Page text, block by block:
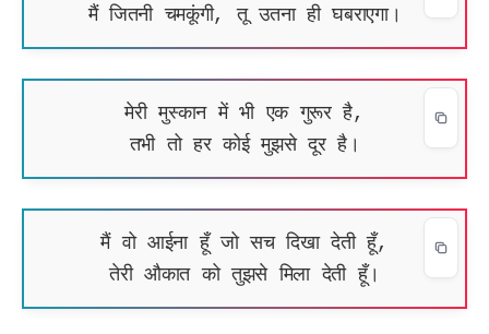
मैं जितनी चमकूंगी, तू उतना ही घबराएगा।
मेरी मुस्कान में भी एक गुरूर है,
तभी तो हर कोई मुझसे दूर है।
मैं वो आईना हूँ जो सच दिखा देती हूँ,
तेरी औकात को तुझसे मिला देती हूँ।